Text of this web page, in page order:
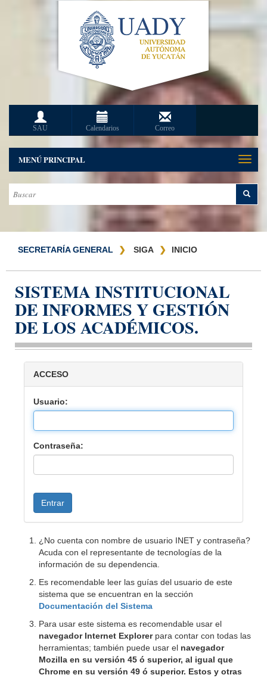
SAU Calendarios Correo
Toggle
MENÚ PRINCIPAL
SECRETARÍA GENERAL SIGA INICIO
SISTEMA INSTITUCIONAL
DE INFORMES Y GESTIÓN
DE LOS ACADÉMICOS.
ACCESO
Usuario:
Contraseña:
¿No cuenta con nombre de usuario INET y contraseña?
Acuda con el representante de tecnologías de la
información de su dependencia.
Es recomendable leer las guías del usuario de este
sistema que se encuentran en la sección
Documentación del Sistema
Para usar este sistema es recomendable usar el
navegador Internet Explorerpara contar con todas las
herramientas; también puede usar el navegador
Mozilla en su versión 45 ó superior, al igual que
Chrome en su versión 49 ó superior. Estos y otras